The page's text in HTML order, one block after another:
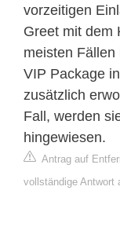
vorzeitigen
Greet mit dem
meisten
VIP Package
zusätzlich
Fall, werden
hingewiesen.
Antrag auf
vollständige Antwort